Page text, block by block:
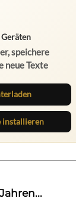
speichere
Texte
installieren